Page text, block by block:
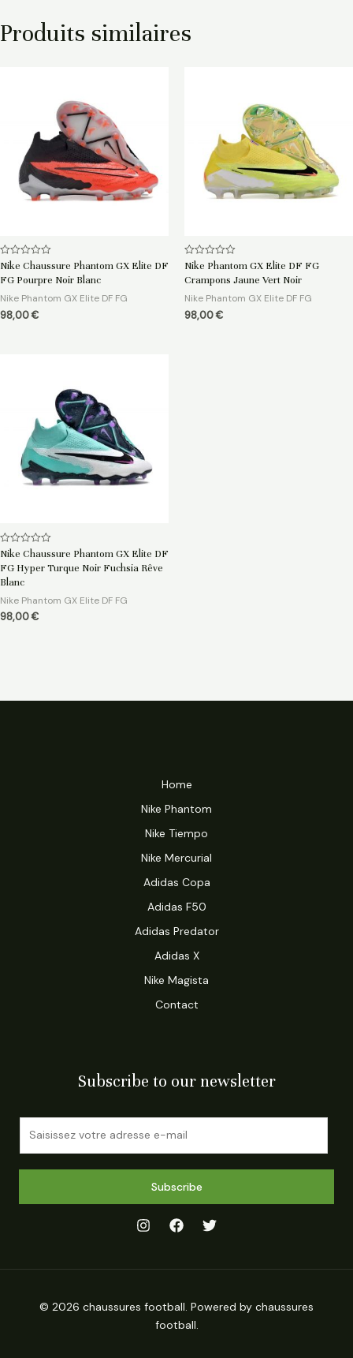
Produits similaires
Note
sur
Nike Chaussure Phantom GX Elite DF
FG Pourpre Noir Blanc
Nike Phantom GX Elite DF FG
98,00€
Note
sur
Nike Phantom GX Elite DF FG
Crampons Jaune Vert Noir
Nike Phantom GX Elite DF FG
98,00€
Note
sur
5
Nike Chaussure Phantom GX Elite DF
FG Hyper Turque Noir Fuchsia Rêve
Blanc
Nike Phantom GX Elite DF FG
98,00€
Home
Nike Phantom
Nike Tiempo
Nike Mercurial
Adidas Copa
Adidas F50
Adidas Predator
Adidas X
Nike Magista
Contact
Subscribe to our newsletter
Subscribe
© 2026 chaussures football. Powered by chaussures
football.